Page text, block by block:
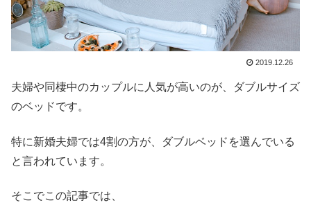
2019.12.26
夫婦や同棲中のカップルに人気が高いのが、ダブルサイズ
のベッドです。
特に新婚夫婦では4割の方が、ダブルベッドを選んでいる
と言われています。
そこでこの記事では、